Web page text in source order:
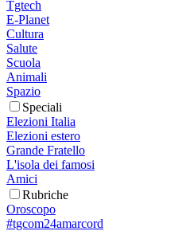
Tgtech
E-Planet
Cultura
Salute
Scuola
Animali
Spazio
Speciali
Elezioni Italia
Elezioni estero
Grande Fratello
L'isola dei famosi
Amici
Rubriche
Oroscopo
#tgcom24amarcord